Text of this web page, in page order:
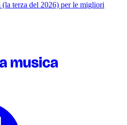
terza del 2026) per le migliori